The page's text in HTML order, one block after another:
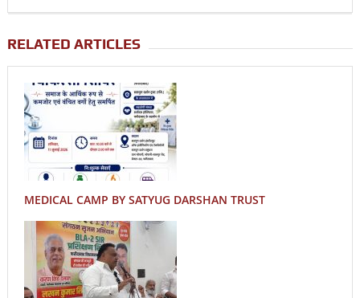
RELATED ARTICLES
MEDICAL CAMP BY SATYUG DARSHAN TRUST